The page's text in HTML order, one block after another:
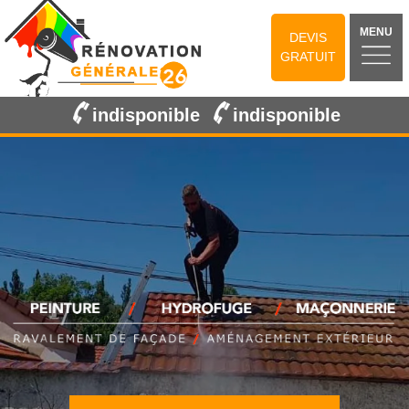
DEVIS
GRATUIT
MENU
indisponible indisponible